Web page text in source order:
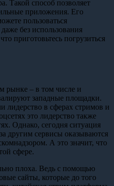
Такой способ позволяет
приложения. Его
пользоваться
без использования
приготовьтесь погрузиться
рынке – в том числе и
западные площадки.
лидерство в сферах стримов и
это лидерство также
Однако, сегодня ситуация
другим сервисы оказываются
А это значит, что
сфере.
плоха. Ведь с помощью
сайты, которые до того